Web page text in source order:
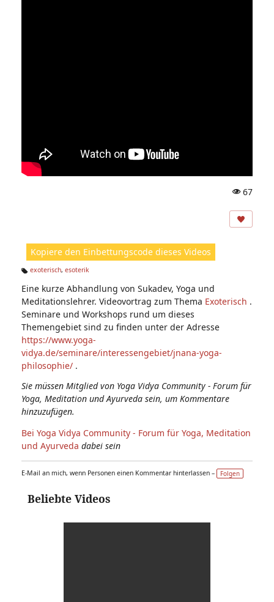
ns
ic
67
Kopiere den Einbettungscode dieses Videos
g
s:
exoterisch, esoterik
Eine kurze Abhandlung von Sukadev, Yoga und
Meditationslehrer. Videovortrag zum Thema Exoterisch .
Seminare und Workshops rund um dieses
Themengebiet sind zu finden unter der Adresse
https://www.yoga-
vidya.de/seminare/interessengebiet/jnana-yoga-
philosophie/ .
Sie müssen Mitglied von Yoga Vidya Community - Forum für
Yoga, Meditation und Ayurveda sein, um Kommentare
hinzuzufügen.
Bei Yoga Vidya Community - Forum für Yoga, Meditation
und Ayurveda dabei sein
E-Mail an mich, wenn Personen einen Kommentar hinterlassen – Folgen
Beliebte Videos